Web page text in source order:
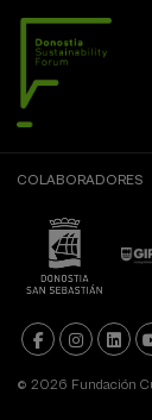
COLABORADORES
© 2026 Fundación